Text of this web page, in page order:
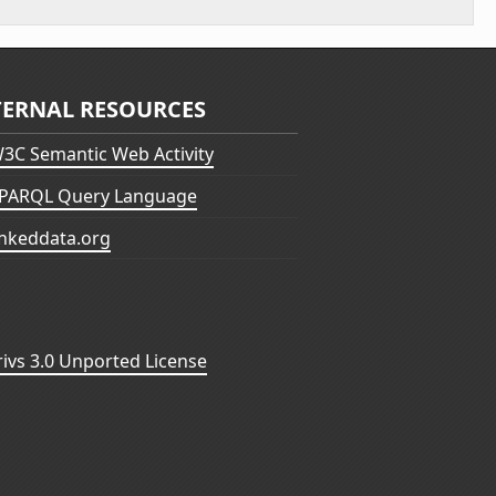
RESOURCES
Semantic Web Activity
Query Language
3.0 Unported License